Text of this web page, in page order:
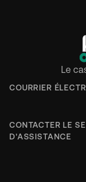
Le
COURRIER
CONTACTER LE
D'ASSISTANCE